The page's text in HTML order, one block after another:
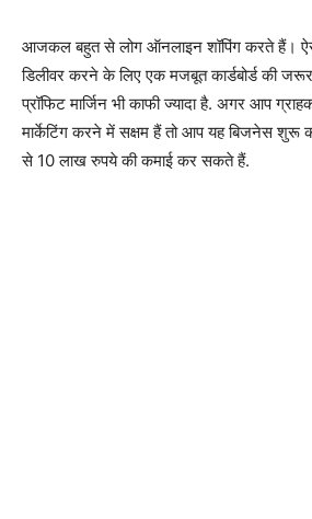
आजकल बहुत से लोग ऑनलाइन शॉपिंग करते हैं।
डिलीवर करने के लिए एक मजबूत कार्डबोर्ड की
प्रॉफिट मार्जिन भी काफी ज्यादा है. अगर आप
मार्केटिंग करने में सक्षम हैं तो आप यह बिजनेस
से 10 लाख रुपये की कमाई कर सकते हैं.